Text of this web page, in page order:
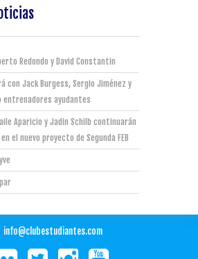
Redondo y David Constantin
con Jack Burgess, Sergio Jiménez y
entrenadores ayudantes
Aparicio y Jadin Schilb continuarán
el nuevo proyecto de Segunda FEB
info@clubestudiantes.com